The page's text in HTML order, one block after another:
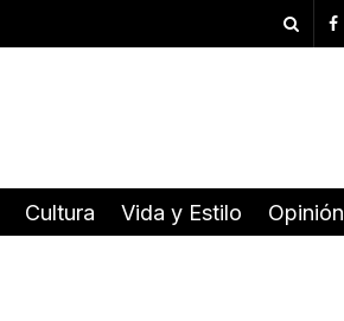
Cultura Vida y Estilo Opinión